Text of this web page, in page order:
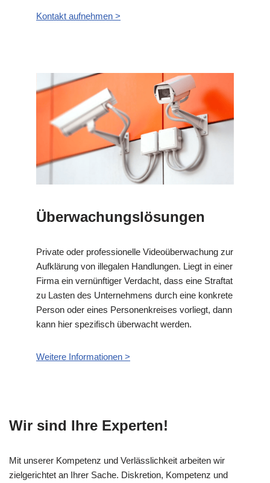
Kontakt aufnehmen >
Überwachungslösungen
Private oder professionelle Videoüberwachung zur
Aufklärung von illegalen Handlungen. Liegt in einer
Firma ein vernünftiger Verdacht, dass eine Straftat
zu Lasten des Unternehmens durch eine konkrete
Person oder eines Personenkreises vorliegt, dann
kann hier spezifisch überwacht werden.
Weitere Informationen >
Wir sind Ihre Experten!
Mit unserer Kompetenz und Verlässlichkeit arbeiten wir
zielgerichtet an Ihrer Sache. Diskretion, Kompetenz und